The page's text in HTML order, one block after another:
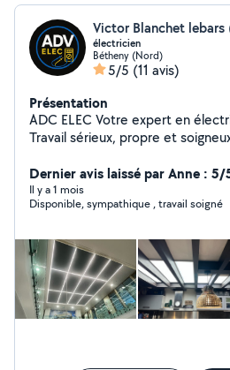
Victor Blanchet lebars
électricien
Bétheny (Nord)
5/5 (11 avis)
Présentation
ADC ELEC Votre expert en électricité, fiable et réactif !
Travail sérieux, propre et soigneux. Spécialité :
Dernier avis laissé par Anne : 5/
Il y a 1 mois
Disponible, sympathique , travail soigné